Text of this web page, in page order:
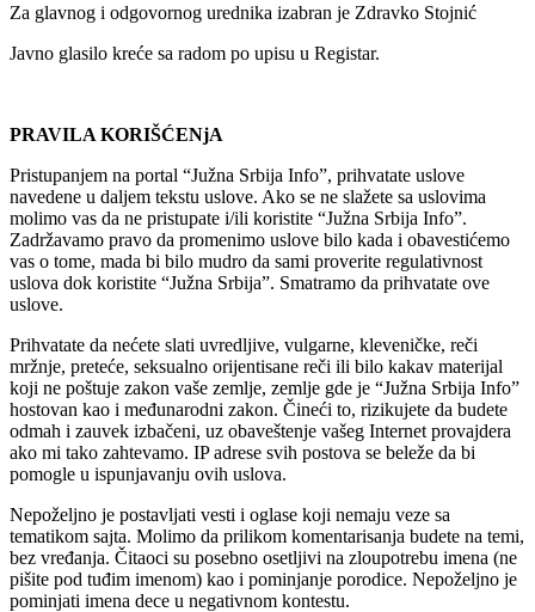
Za glavnog i odgovornog urednika izabran je Zdravko Stojnić
Javno glasilo kreće sa radom po upisu u Registar.
PRAVILA KORIŠĆENjA
Pristupanjem na portal “Južna Srbija Info”, prihvatate uslove
navedene u daljem tekstu uslove. Ako se ne slažete sa uslovima
molimo vas da ne pristupate i/ili koristite “Južna Srbija Info”.
Zadržavamo pravo da promenimo uslove bilo kada i obavestićemo
vas o tome, mada bi bilo mudro da sami proverite regulativnost
uslova dok koristite “Južna Srbija”. Smatramo da prihvatate ove
uslove.
Prihvatate da nećete slati uvredljive, vulgarne, kleveničke, reči
mržnje, preteće, seksualno orijentisane reči ili bilo kakav materijal
koji ne poštuje zakon vaše zemlje, zemlje gde je “Južna Srbija Info”
hostovan kao i međunarodni zakon. Čineći to, rizikujete da budete
odmah i zauvek izbačeni, uz obaveštenje vašeg Internet provajdera
ako mi tako zahtevamo. IP adrese svih postova se beleže da bi
pomogle u ispunjavanju ovih uslova.
Nepoželjno je postavljati vesti i oglase koji nemaju veze sa
tematikom sajta. Molimo da prilikom komentarisanja budete na temi,
bez vređanja. Čitaoci su posebno osetljivi na zloupotrebu imena (ne
pišite pod tuđim imenom) kao i pominjanje porodice. Nepoželjno je
pominjati imena dece u negativnom kontestu.